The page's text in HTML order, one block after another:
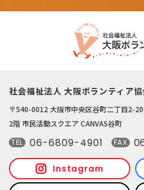
社会福祉法人 大阪ボランティア協
〒540-0012 大阪市中央区谷町二丁目2-20
2階 市民活動スクエア CANVAS谷町
TEL 06-6809-4901 FAX
Instagram